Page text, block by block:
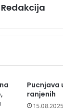
Redakcija
Pucnjava
ranjenih
15.08.2025